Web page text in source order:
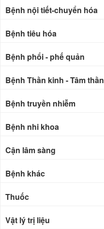
Bệnh nội tiết-chuyển hóa
Bệnh tiêu hóa
Bệnh phổi - phế quản
Bệnh Thần kinh - Tâm thần
Bệnh truyền nhiễm
Bệnh nhi khoa
Cận lâm sàng
Bệnh khác
Thuốc
Vật lý trị liệu